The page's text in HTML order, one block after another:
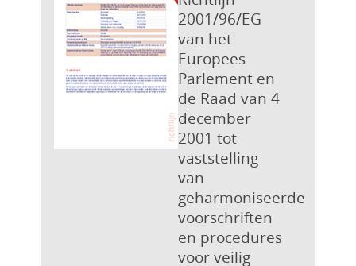
2001/96/EG
van het
Europees
Parlement en
de Raad van 4
december
2001 tot
vaststelling
van
geharmoniseerde
voorschriften
en procedures
voor veilig